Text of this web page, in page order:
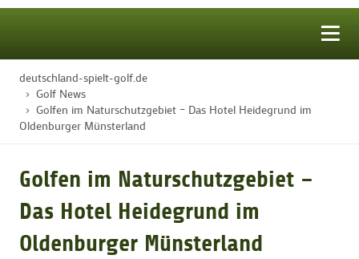
STARTSEITE
GOLFHOTELS
GOLFARRANGEMENTS
GOLF CARD
deutschland-spielt-golf.de
Golf News
Golfen im Naturschutzgebiet – Das Hotel Heidegrund im
Oldenburger Münsterland
Golfen im Naturschutzgebiet –
Das Hotel Heidegrund im
Oldenburger Münsterland